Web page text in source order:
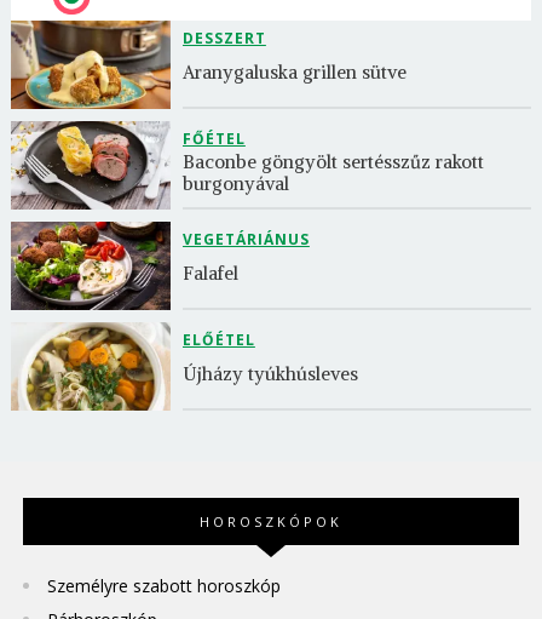
DESSZERT
Aranygaluska grillen sütve
FŐÉTEL
Baconbe göngyölt sertésszűz rakott
burgonyával
VEGETÁRIÁNUS
Falafel
ELŐÉTEL
Újházy tyúkhúsleves
HOROSZKÓPOK
Személyre szabott horoszkóp